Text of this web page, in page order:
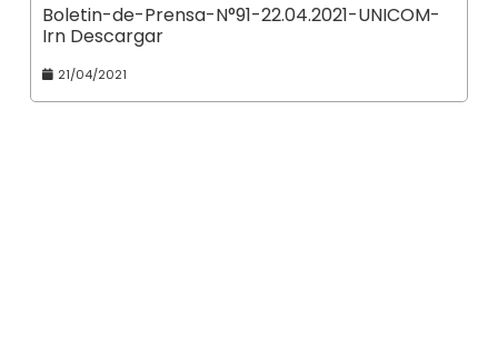
Boletin-de-Prensa-N°91-22.04.2021-UNICOM-
Irn Descargar
21/04/2021